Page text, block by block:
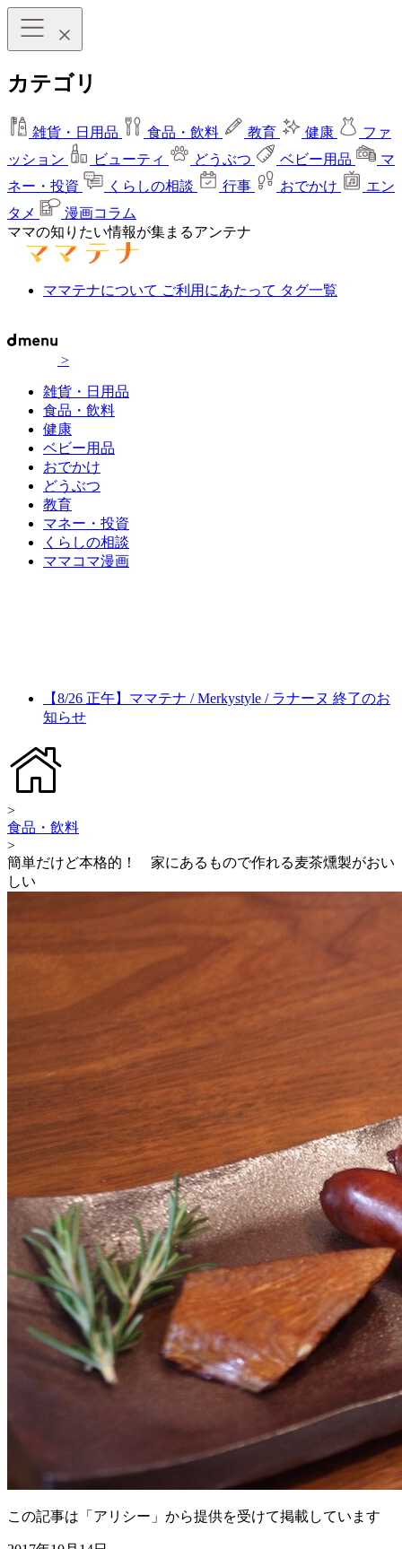
カテゴリ
雑貨・日用品 食品・飲料 教育 健康
ファ
ッション
ビューティ どうぶつ ベビー用品
マ
ネー・投資
くらしの相談 行事 おでかけ
エン
タメ
漫画コラム
ママの知りたい情報が集まるアンテナ
ママテナについて ご利用にあたって タグ一覧
>
雑貨・日用品
食品・飲料
健康
ベビー用品
おでかけ
どうぶつ
教育
マネー・投資
くらしの相談
ママコマ漫画
【8/26 正午】ママテナ / Merkystyle / ラナーヌ 終了のお
知らせ
>
食品・飲料
>
簡単だけど本格的！ 家にあるもので作れる麦茶燻製がおい
しい
この記事は「アリシー」から提供を受けて掲載しています